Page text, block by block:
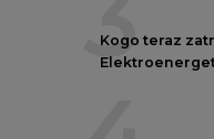
Kogo teraz